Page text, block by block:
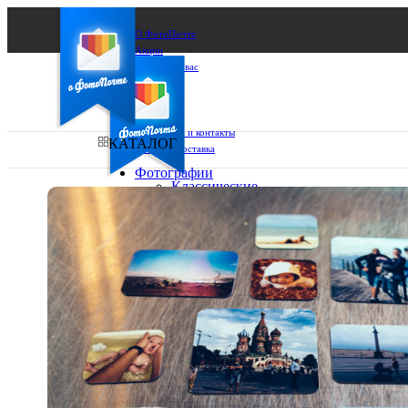
О ФотоПочте
Акции
Сделаем за вас
Бизнесу
FAQ
Франшиза
Поддержка и контакты
Оплата и доставка
Ваш город:
Ваш регион доставки
Выберите из списка:
КАТАЛОГ
Фотографии
Классические
10х10
10х15
13х18
15х15
15х20
20х20
20х30
30х30
30х40
А4
Фото
в